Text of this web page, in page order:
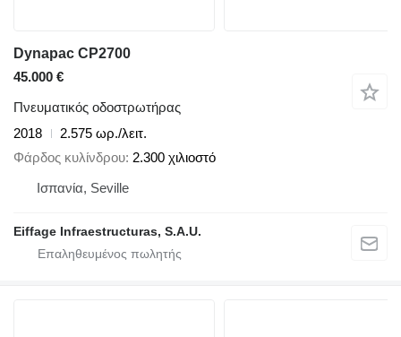
Dynapac CP2700
45.000 €
Πνευματικός οδοστρωτήρας
2018
2.575 ωρ./λειτ.
Φάρδος κυλίνδρου 2.300 χιλιοστό
Ισπανία, Seville
Eiffage Infraestructuras, S.A.U.